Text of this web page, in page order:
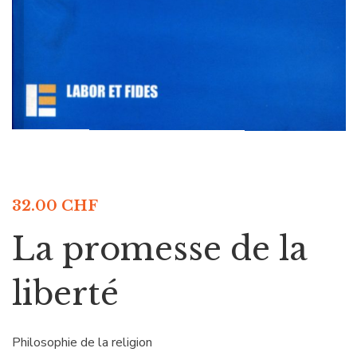
32.00 CHF
La promesse de la
liberté
Philosophie de la religion